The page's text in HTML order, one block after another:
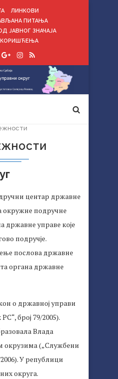
ЛИНКОВИ
ПИТАЊА
ЈАВНОГ ЗНАЧАЈА
центар државне
окружне подручне
државне управе које
подручје.
послова државне
органа државне
о државној управи
број 79/2005).
Влада
окрузима („Службени
У републици
округа.